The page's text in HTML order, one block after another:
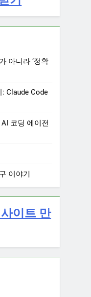
아니라 ‘정확
Claude Code
코딩 에이전
이야기
이트 만